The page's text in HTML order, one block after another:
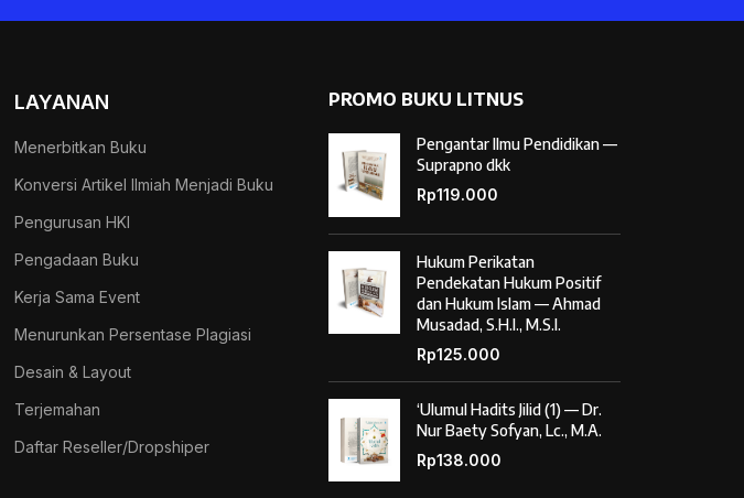
LAYANAN
Menerbitkan Buku
Konversi Artikel Ilmiah Menjadi Buku
Pengurusan HKI
Pengadaan Buku
Kerja Sama Event
Menurunkan Persentase Plagiasi
Desain & Layout
Terjemahan
Daftar Reseller/Dropshiper
PROMO BUKU LITNUS
Pengantar Ilmu Pendidikan —
Suprapno dkk
Rp119.000
Hukum Perikatan
Pendekatan Hukum Positif
dan Hukum Islam — Ahmad
Musadad, S.H.I., M.S.I.
Rp125.000
‘Ulumul Hadits Jilid (1) — Dr.
Nur Baety Sofyan, Lc., M.A.
Rp138.000